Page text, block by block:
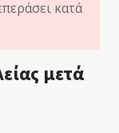
κατά
μετά